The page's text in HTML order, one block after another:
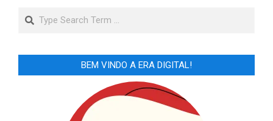
BEM VINDO A ERA DIGITAL!